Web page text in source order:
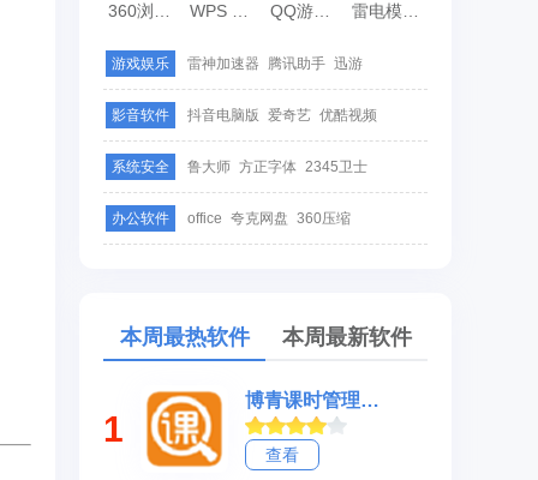
雷电模拟器
游戏娱乐 雷神加速器 腾讯助手 迅游
影音软件 抖音电脑版 爱奇艺 优酷视频
系统安全 鲁大师 方正字体 2345卫士
办公软件 office 夸克网盘 360压缩
本周最热软件 本周最新软件
1
博青课时管理系统
查看